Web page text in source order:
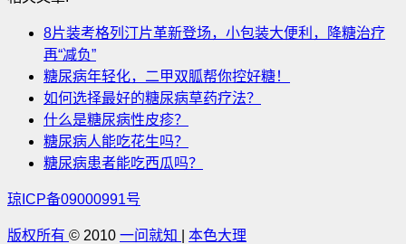
8片装考格列汀片革新登场，小包装大便利，降糖治疗
再“减负”
糖尿病年轻化，二甲双胍帮你控好糖！
如何选择最好的糖尿病草药疗法？
什么是糖尿病性皮疹？
糖尿病人能吃花生吗？
糖尿病患者能吃西瓜吗？
琼ICP备09000991号
版权所有 © 2010 一问就知 本色大理